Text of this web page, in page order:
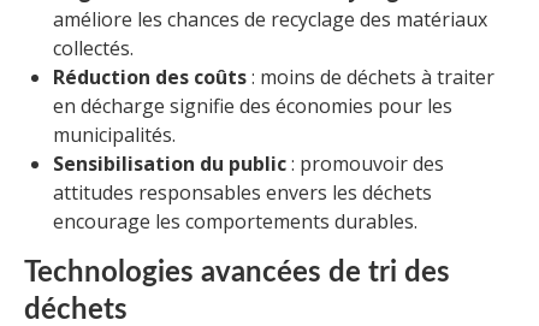
améliore les chances de recyclage des matériaux
collectés.
Réduction des coûts: moins de déchets à traiter
en décharge signifie des économies pour les
municipalités.
Sensibilisation du public: promouvoir des
attitudes responsables envers les déchets
encourage les comportements durables.
Technologies avancées de tri des
déchets